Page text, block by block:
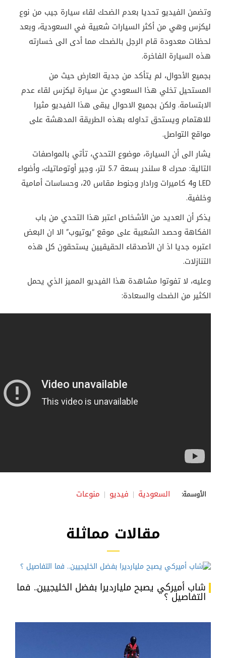
وتضمن الفيديو تحديا بعدم الضحك لقاء سيارة جيب من نوع
ليكزس وهي من أكثر السيارات شعبية في السعودية، وبعد
لحظات معدودة قام الرجل بالضحك مما أدى الى خسارته
هذه السيارة الفاخرة.
بجميع الأحوال، لم يتأكد من جدية العارض حيث من
المستحيل تخلي هذا السعودي عن سيارة ليكزس لقاء عدم
الابتسامة. ولكن بجميع الاحوال يبقى هذا الفيديو مثيرا
للاهتمام ويستحق تداوله بهذه الطريقة المدهشة على
مواقع التواصل.
يشار الى أن السيارة، موضوع التحدي، تأتي بالمواصفات
التالية: محرك 8 سلندر بسعة 5.7 لتر، وجير أوتوماتيك، وأضواء
LED
و4 كاميرات ورادار وجنوط مقاس 20، وحساسات أمامية
وخلفية.
يذكر أن العديد من الأشخاص اعتبر هذا التحدي من باب
الفكاهة وحصد الشعبية على موقع “يوتيوب” الا ان البعض
اعتبره جديا اذ ان الأصدقاء الحقيقيين يستحقون كل هذه
التنازلات.
وعليه، لا تفوتوا مشاهدة هذا الفيديو المميز الذي يحمل
الكثير من الضحك والسعادة:
الأوسمة: السعودية فيديو منوعات
مقالات مماثلة
شاب أميركي يصبح مليارديرا بفضل الخليجيين.. فما
التفاصيل ؟